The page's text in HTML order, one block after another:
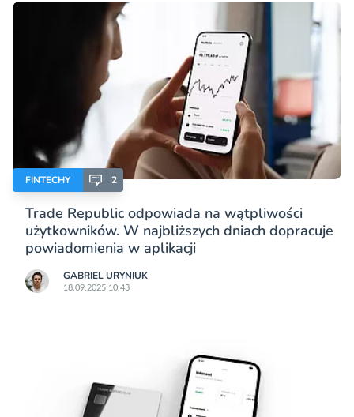
FINTECHY 2
Trade Republic odpowiada na wątpliwości
użytkowników. W najbliższych dniach dopracuje
powiadomienia w aplikacji
GABRIEL URYNIUK
18.09.2025 10:43